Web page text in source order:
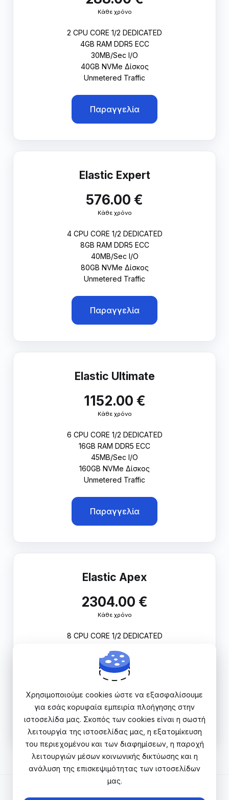
Κάθε χρόνο
2 CPU CORE 1/2 DEDICATED
4GB RAM DDR5 ECC
30MB/Sec I/O
40GB NVMe Δίσκος
Unmetered Traffic
Παραγγελία
Elastic Expert
576.00 €
Κάθε χρόνο
4 CPU CORE 1/2 DEDICATED
8GB RAM DDR5 ECC
40MB/Sec I/O
80GB NVMe Δίσκος
Unmetered Traffic
Παραγγελία
Elastic Ultimate
1152.00 €
Κάθε χρόνο
6 CPU CORE 1/2 DEDICATED
16GB RAM DDR5 ECC
45MB/Sec I/O
160GB NVMe Δίσκος
Unmetered Traffic
Παραγγελία
Elastic Apex
2304.00 €
Κάθε χρόνο
8 CPU CORE 1/2 DEDICATED
60MB/Sec I/O
320GB NVMe Δίσκος
Unmetered Traffic
Παραγγελία
Χρησιμοποιούμε cookies ώστε να εξασφαλίσουμε
για εσάς κορυφαία εμπειρία πλοήγησης στην
ιστοσελίδα μας. Σκοπός των cookies είναι η σωστή
λειτουργία της ιστοσελίδας μας, η εξατομίκευση
του περιεχομένου και των διαφημίσεων, η παροχή
λειτουργιών μέσων κοινωνικής δικτύωσης και η
ανάλυση της επισκεψιμότητας των ιστοσελίδων
μας.